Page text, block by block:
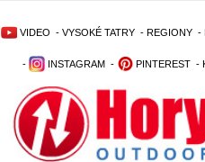
VIDEO - VYSOKÉ TATRY - REGIONY -
- INSTAGRAM - PINTEREST -